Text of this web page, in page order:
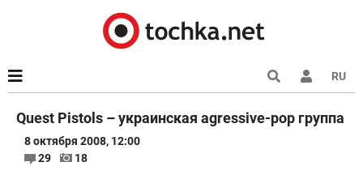
RU
Quest Pistols – украинская agressive-pop группа
8 октября 2008, 12:00
29
18